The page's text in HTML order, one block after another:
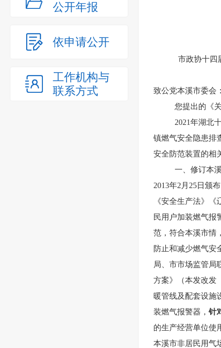
公开年报
依申请公开
工作机构与
联系方式
市政协十四
致公党本溪市委会
您提出的《
2021年湖北
镇燃气安全隐患排
安全防范装置的相
一、修订本
2013年2月25日颁
《安全生产法》
民用户加装燃气报
范，符合本溪市情
防止和减少燃气安
局、市市场监管局
方案》（本发改发
暖管线及配套设施
装燃气报警器， 针
的生产经营单位使
本溪市非居民用气